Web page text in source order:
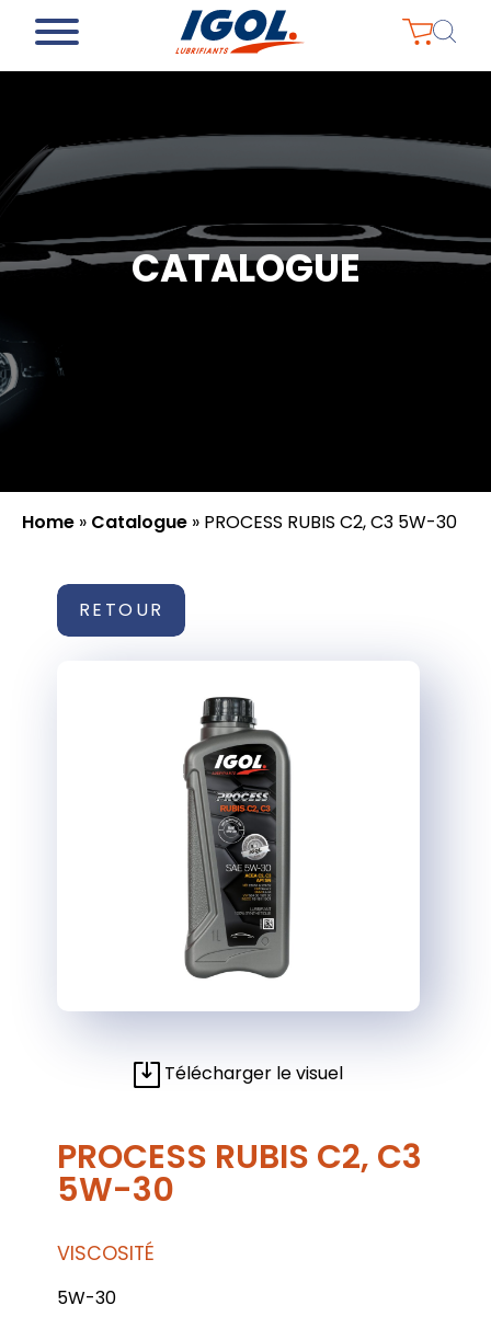
CATALOGUE
Home » Catalogue » PROCESS RUBIS C2, C3 5W-30
RETOUR
Télécharger le visuel
PROCESS RUBIS C2, C3
5W-30
VISCOSITÉ
5W-30